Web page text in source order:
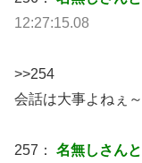
12:27:15.08
>>254
会話は大事よねぇ～
257： 名無しさん